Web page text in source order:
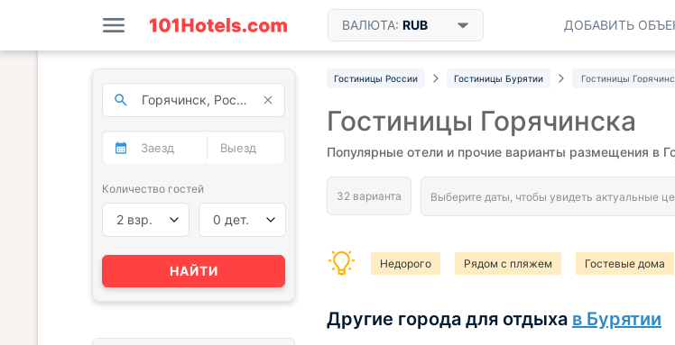
ВАЛЮТА: RUB ДОБАВИТЬ
Гостиницы России Гостиницы Бурятии Гостиницы
Гостиницы Горячинска
Популярные отели и прочие варианты размещения в
Недорого Рядом с пляжем Гостевые дома
Другие города для отдыха в Бурятии
Количество гостей
2 взр. 0 дет.
НАЙТИ